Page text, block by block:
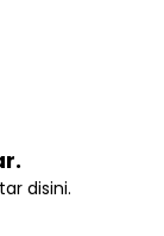
disini.